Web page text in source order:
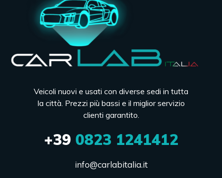
Veicoli nuovi e usati con diverse sedi in tutta
la città. Prezzi più bassi e il miglior servizio
clienti garantito.
+390823 1241412
info@carlabitalia.it